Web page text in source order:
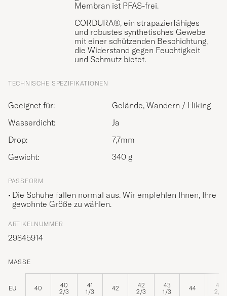
Membran ist PFAS-frei.
CORDURA®, ein strapazierfähiges
und robustes synthetisches Gewebe
mit einer schützenden Beschichtung,
die Widerstand gegen Feuchtigkeit
und Schmutz bietet.
TECHNISCHE SPEZIFIKATIONEN
Geeignet für:
Gelände, Wandern / Hiking
Wasserdicht:
Ja
Drop:
7,7mm
Gewicht:
340 g
PASSFORM
Die Schuhe fallen normal aus. Wir empfehlen Ihnen, Ihre
gewohnte Größe zu wählen.
ARTIKELNUMMER
29845914
MASSE
EU 40
40
2/3
41
1/3
42
42
2/3
43
1/3
44
44
2/3